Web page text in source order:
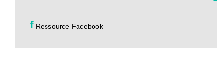
Ressource Facebook